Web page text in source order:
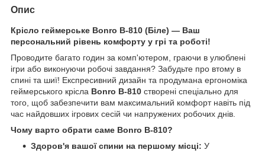
Опис
Крісло геймерське Bonro B-810 (Біле) — Ваш
персональний рівень комфорту у грі та роботі!
Проводите багато годин за комп'ютером, граючи в улюблені
ігри або виконуючи робочі завдання? Забудьте про втому в
спині та шиї! Експресивний дизайн та продумана ергономіка
геймерського крісла Bonro B-810 створені спеціально для
того, щоб забезпечити вам максимальний комфорт навіть під
час найдовших ігрових сесій чи напружених робочих днів.
Чому варто обрати саме Bonro B-810?
Здоров'я вашої спини на першому місці: У